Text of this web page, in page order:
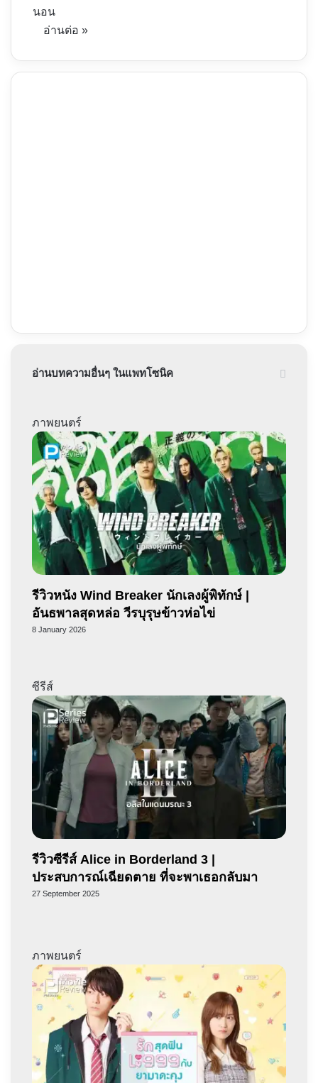
นอน
อ่านต่อ »
อ่านบทความอื่นๆ ในแพทโซนิค
ภาพยนตร์
รีวิวหนัง Wind Breaker นักเลงผู้พิทักษ์ |
อันธพาลสุดหล่อ วีรบุรุษข้าวห่อไข่
8 January 2026
ซีรีส์
รีวิวซีรีส์ Alice in Borderland 3 |
ประสบการณ์เฉียดตาย ที่จะพาเธอกลับมา
27 September 2025
ภาพยนตร์